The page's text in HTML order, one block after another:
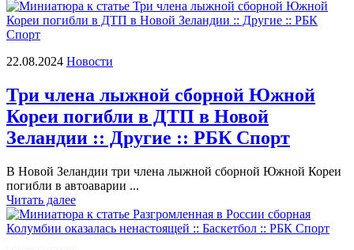
22.08.2024 Новости
Три члена лыжной сборной Южной
Кореи погибли в ДТП в Новой
Зеландии :: Другие :: РБК Спорт
В Новой Зеландии три члена лыжной сборной Южной Кореи
погибли в автоаварии ...
Читать далее